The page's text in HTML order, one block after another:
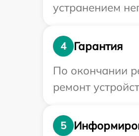
устранением
4
Гарантия
По окончании
ремонт
5